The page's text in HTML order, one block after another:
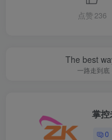
点赞 236
The best
一路走到底
掌
0